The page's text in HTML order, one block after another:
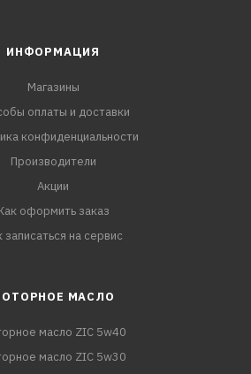
ИНФОРМАЦИЯ
Магазины
оплаты и доставки
конфиденциальности
Производители
Акции
оформить заказ
записаться на сервис
МАСЛО
масло ZIC 5w40
масло ZIC 5w30